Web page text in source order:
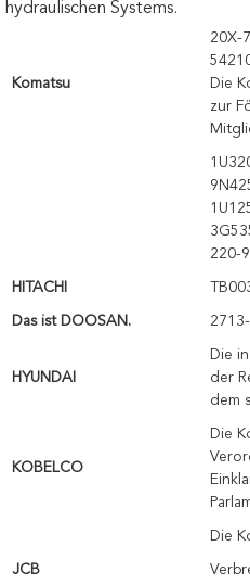
hydraulischen Systems.
Komatsu
20X-
Die
zur
220-
HITACHI
Das ist DOOSAN.
HYUNDAI
Die
der
dem
KOBELCO
Die
Die
JCB